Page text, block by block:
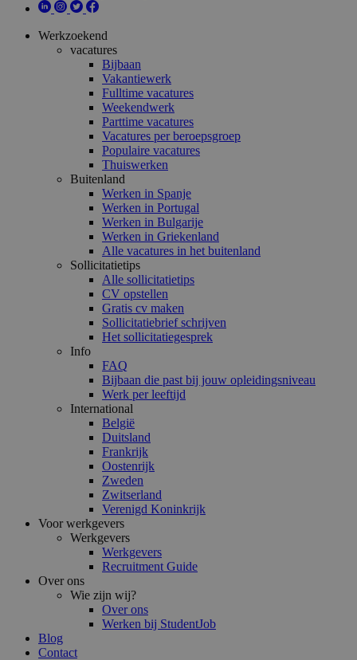
Werkzoekend
vacatures
Bijbaan
Vakantiewerk
Fulltime vacatures
Weekendwerk
Parttime vacatures
Vacatures per beroepsgroep
Populaire vacatures
Thuiswerken
Buitenland
Werken in Spanje
Werken in Portugal
Werken in Bulgarije
Werken in Griekenland
Alle vacatures in het buitenland
Sollicitatietips
Alle sollicitatietips
CV opstellen
Gratis cv maken
Sollicitatiebrief schrijven
Het sollicitatiegesprek
Info
FAQ
Bijbaan die past bij jouw opleidingsniveau
Werk per leeftijd
International
België
Duitsland
Frankrijk
Oostenrijk
Zweden
Zwitserland
Verenigd Koninkrijk
Voor werkgevers
Werkgevers
Werkgevers
Recruitment Guide
Over ons
Wie zijn wij?
Over ons
Werken bij StudentJob
Blog
Contact